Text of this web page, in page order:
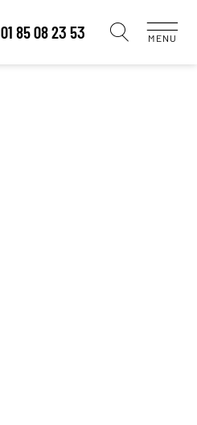
01 85 08 23 53 MENU